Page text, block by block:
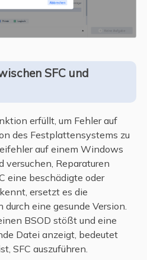
SFC und
erfüllt, um Fehler auf
des Festplattensystems zu
auf einem Windows
versuchen, Reparaturen
eine beschädigte oder
ersetzt es die
eine gesunde Version.
BSOD stößt und eine
Datei anzeigt, bedeutet
SFC auszuführen.